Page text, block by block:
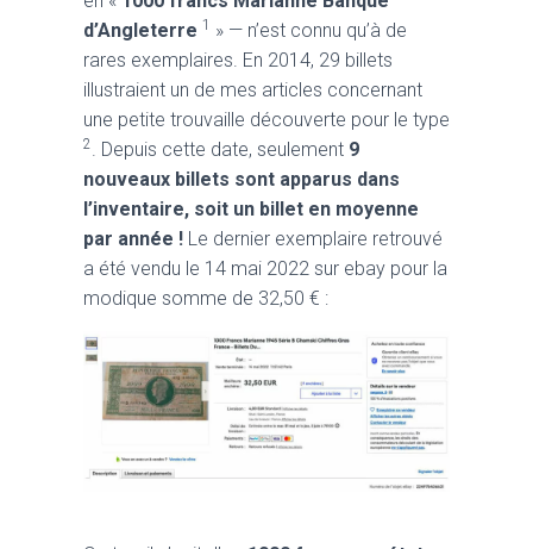
d’Angleterre 1
» — n’est connu qu’à de
rares exemplaires. En 2014, 29 billets
illustraient un de mes articles concernant
une petite trouvaille découverte pour le type
2. Depuis cette date, seulement 9
nouveaux billets sont apparus dans
l’inventaire, soit un billet en moyenne
par année ! Le dernier exemplaire retrouvé
a été vendu le 14 mai 2022 sur ebay pour la
modique somme de 32,50 € :